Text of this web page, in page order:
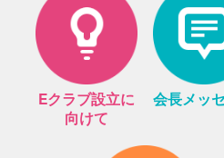
Eクラブ設立に
向けて
会長メッ